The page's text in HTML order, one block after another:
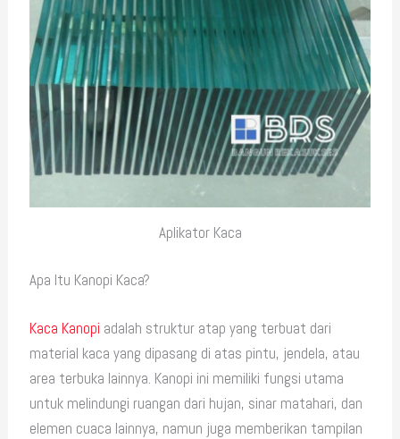
Aplikator Kaca
Apa Itu Kanopi Kaca?
Kaca Kanopi adalah struktur atap yang terbuat dari
material kaca yang dipasang di atas pintu, jendela, atau
area terbuka lainnya. Kanopi ini memiliki fungsi utama
untuk melindungi ruangan dari hujan, sinar matahari, dan
elemen cuaca lainnya, namun juga memberikan tampilan